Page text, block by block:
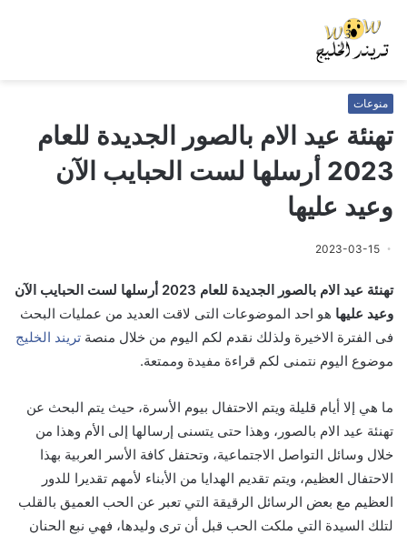
منوعات
تهنئة عيد الام بالصور الجديدة للعام
2023 أرسلها لست الحبايب الآن
وعيد عليها
2023-03-15
تهنئة عيد الام بالصور الجديدة للعام 2023 أرسلها لست الحبايب الآن
وعيد عليها هو احد الموضوعات التى لاقت العديد من عمليات البحث
فى الفترة الاخيرة ولذلك نقدم لكم اليوم من خلال منصة تريند الخليج
موضوع اليوم نتمنى لكم قراءة مفيدة وممتعة.
ما هي إلا أيام قليلة ويتم الاحتفال بيوم الأسرة، حيث يتم البحث عن
تهنئة عيد الام بالصور، وهذا حتى يتسنى إرسالها إلى الأم وهذا من
خلال وسائل التواصل الاجتماعية، وتحتفل كافة الأسر العربية بهذا
الاحتفال العظيم، ويتم تقديم الهدايا من الأبناء لأمهم تقديرا للدور
العظيم مع بعض الرسائل الرقيقة التي تعبر عن الحب العميق بالقلب
لتلك السيدة التي ملكت الحب قبل أن ترى وليدها، فهي نبع الحنان